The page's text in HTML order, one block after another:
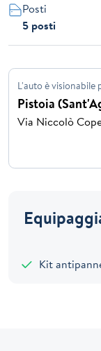
Posti
5 posti
L'auto è visionabile
Pistoia
Via Niccolò
Kit